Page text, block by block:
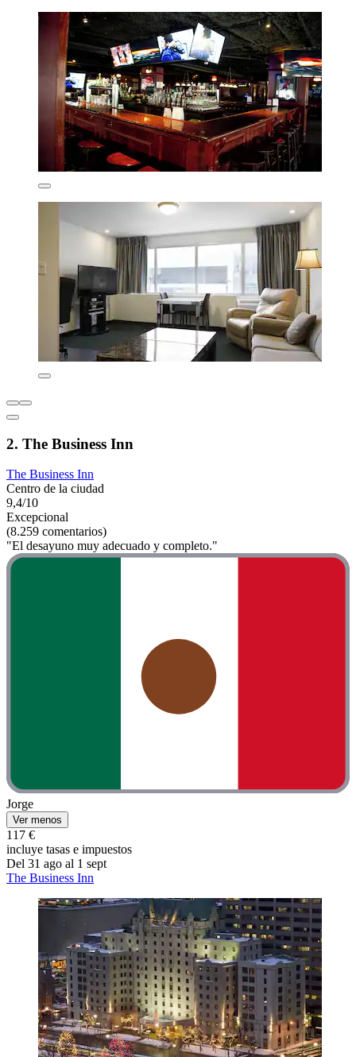
2. The Business Inn
The Business Inn
Centro de la ciudad
9,4/10
Excepcional
(8.259 comentarios)
"El desayuno muy adecuado y completo."
Jorge
Ver menos
117 €
incluye tasas e impuestos
Del 31 ago al 1 sept
The Business Inn